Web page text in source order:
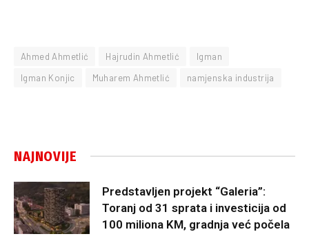
Ahmed Ahmetlić Hajrudin Ahmetlić
Igman
Igman Konjic
Muharem Ahmetlić namjenska industrija
NAJNOVIJE
Predstavljen projekt “Galeria”:
Toranj od 31 sprata i investicija od
100 miliona KM, gradnja već počela